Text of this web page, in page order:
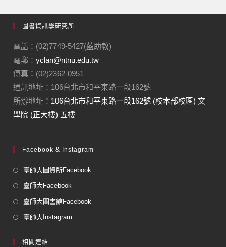
圖書資訊學研究所
電話：(02)7749-5427(藍助教)
電郵：yclan@ntnu.edu.tw
傳真：(02)2362-0951
通訊地址：106台北市和平東路一段162號
所辦地址： 106台北市和平東路一段162號 (校本部校區) 文
學院 (正大樓) 五樓
Facebook & Instagram
臺師大圖資所Facebook
臺師大Facebook
臺師大圖書館Facebook
臺師大Instagram
相關連結